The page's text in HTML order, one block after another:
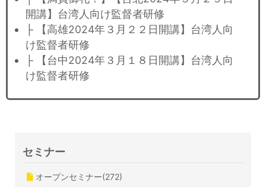
開講】台湾人向け監督者研修
├ 【高雄2024年３月２２日開講】台湾人向
け監督者研修
├ 【台中2024年３月１８日開講】台湾人向
け監督者研修
セミナー
オープンセミナー(272)